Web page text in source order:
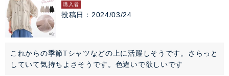
購入者
投稿日 2024/03/24
これからの季節Tシャツなどの上に活躍しそうです。さらっと
していて気持ちよさそうです。色違いで欲しいです